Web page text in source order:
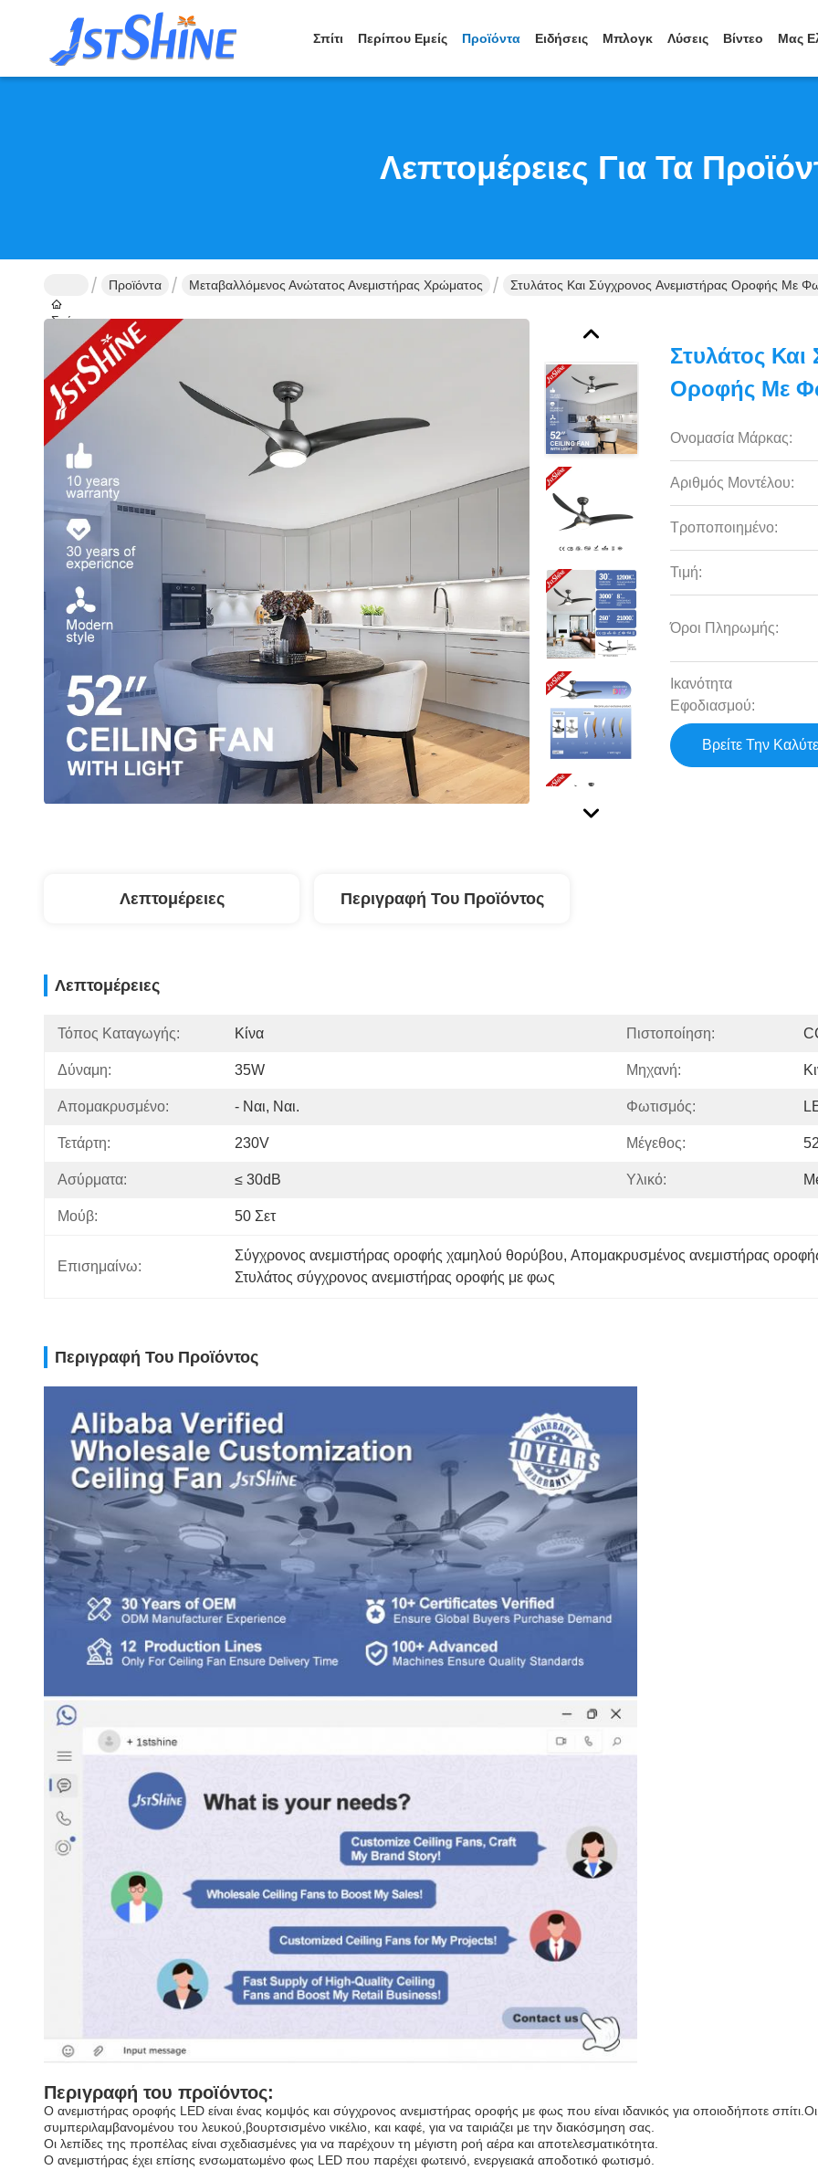
Σπίτι Περίπου Εμείς Προϊόντα Ειδήσεις Μπλογκ Λύσεις Βίντεο Μας
Λεπτομέρειες Για Τα
Σπίτι
Προϊόντα Μεταβαλλόμενος Ανώτατος Ανεμιστήρας Χρώματος Στυλάτος Και Σύγχρονος Ανεμιστήρας Οροφής Με
Στυλάτος
Οροφής Με
Ονομασία Μάρκας:
Αριθμός Μοντέλου:
Τροποποιημένο:
Τιμή:
Όροι Πληρωμής:
Ικανότητα
Εφοδιασμού:
Βρείτε Την
Λεπτομέρειες Περιγραφή Του Προϊόντος
Λεπτομέρειες
Τόπος Καταγωγής: Κίνα Πιστοποίηση:
Δύναμη: 35W Μηχανή:
Απομακρυσμένο: - Ναι, Ναι. Φωτισμός:
Τετάρτη: 230V Μέγεθος:
Ασύρματα: ≤ 30dB Υλικό:
Μούβ: 50 Σετ
Επισημαίνω:
Σύγχρονος ανεμιστήρας οροφής χαμηλού θορύβου, Απομακρυσμένος ανεμιστήρας
Στυλάτος σύγχρονος ανεμιστήρας οροφής με φως
Περιγραφή Του Προϊόντος
Περιγραφή του προϊόντος:
Ο ανεμιστήρας οροφής LED είναι ένας κομψός και σύγχρονος ανεμιστήρας οροφής με φως που είναι ιδανικός για οποιοδήποτε σπίτι.Οι
συμπεριλαμβανομένου του λευκού, βουρτσισμένο νικέλιο , και καφέ, για να ταιριάζει με την διακόσμηση σας.
Οι λεπίδες της προπέλας είναι σχεδιασμένες για να παρέχουν τη μέγιστη ροή αέρα και αποτελεσματικότητα.
Ο ανεμιστήρας έχει επίσης ενσωματωμένο φως LED που παρέχει φωτεινό, ενεργειακά αποδοτικό φωτισμό.